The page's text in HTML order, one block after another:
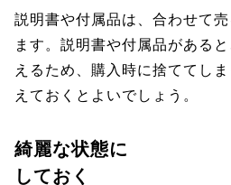
説明書や付属品は、合わせて
ます。説明書や付属品がある
えるため、購入時に捨ててし
えておくとよいでしょう。
綺麗な状態に
しておく